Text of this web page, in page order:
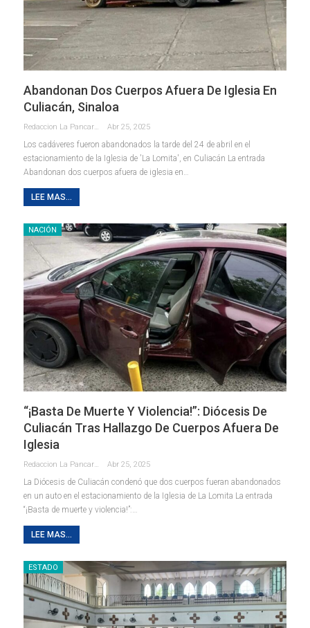
Abandonan Dos Cuerpos Afuera De Iglesia En
Culiacán, Sinaloa
Redaccion La Pancarta De Quintana Roo Abr 25, 2025
Los cadáveres fueron abandonados la tarde del 24 de abril en el
estacionamiento de la Iglesia de 'La Lomita', en Culiacán La entrada
Abandonan dos cuerpos afuera de iglesia en…
LEE MAS...
NACIÓN
“¡Basta De Muerte Y Violencia!”: Diócesis De
Culiacán Tras Hallazgo De Cuerpos Afuera De
Iglesia
Redaccion La Pancarta De Quintana Roo Abr 25, 2025
La Diócesis de Culiacán condenó que dos cuerpos fueran abandonados
en un auto en el estacionamiento de la Iglesia de La Lomita La entrada
“¡Basta de muerte y violencia!”:…
LEE MAS...
ESTADO